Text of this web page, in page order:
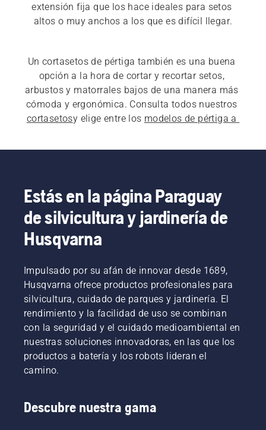
extensión fija que los hace ideales para setos
Un cortasetos de pértiga también es una buena
opción a la hora de cortar y recortar setos,
arbustos y matorrales bajos de una manera más
cortasetosy elige entre los modelos de pértiga a
buscando cortasetos profesionales de largo
Estás en la página Paraguay
de silvicultura y jardinería de
Husqvarna
Impulsado por su afán de innovar desde 1689,
Husqvarna ofrece productos profesionales para
silvicultura, cuidado de parques y jardinería. El
rendimiento y la facilidad de uso se combinan
con la seguridad y el cuidado medioambiental en
nuestras soluciones innovadoras, en las que los
productos a batería y los robots lideran el
camino.
Descubre nuestra gama